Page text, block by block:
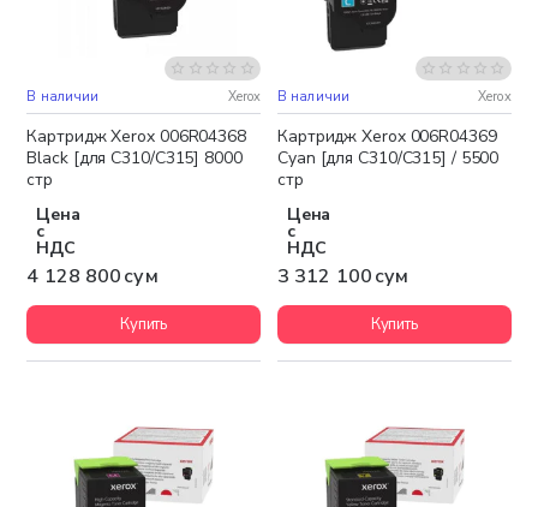
Бесплатная доставка
В наличии Xerox
Картридж Xerox 006R04368
Black [для C310/C315] 8000
стр
Цена
с
НДС
4 128 800 сум
Купить
Бесплатная доставка
В наличии Xerox
Картридж Xerox 006R04369
Cyan [для C310/C315] / 5500
стр
Цена
с
НДС
3 312 100 сум
Купить